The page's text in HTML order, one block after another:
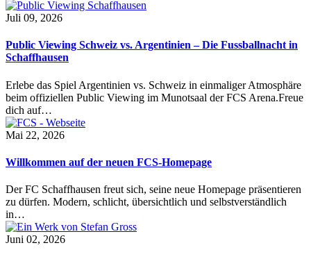
Juli 09, 2026
Public Viewing Schweiz vs. Argentinien – Die Fussballnacht in
Schaffhausen
Erlebe das Spiel Argentinien vs. Schweiz in einmaliger Atmosphäre
beim offiziellen Public Viewing im Munotsaal der FCS Arena.Freue
dich auf…
Mai 22, 2026
Willkommen auf der neuen FCS-Homepage
Der FC Schaffhausen freut sich, seine neue Homepage präsentieren
zu dürfen. Modern, schlicht, übersichtlich und selbstverständlich
in…
Juni 02, 2026